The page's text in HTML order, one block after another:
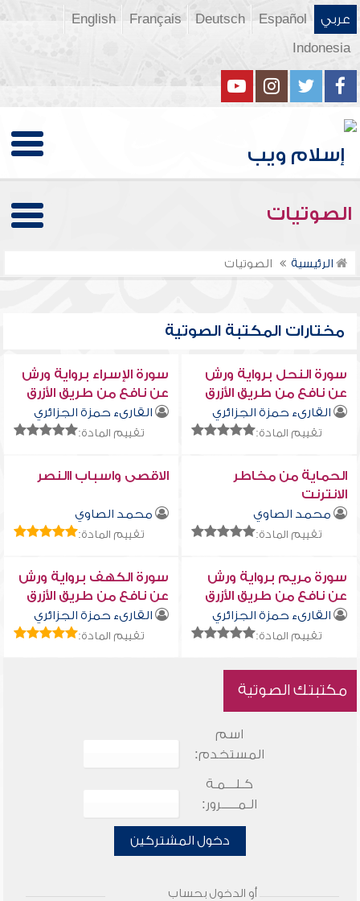
عربي Español
Deutsch
Français
English
Indonesia
الصوتيات
الرئيسية الصوتيات
مختارات المكتبة الصوتية
سورة النحل برواية ورش
عن نافع من طريق الأزرق
القارىء حمزة الجزائري
تقييم المادة:
سورة الإسراء برواية ورش
عن نافع من طريق الأزرق
القارىء حمزة الجزائري
تقييم المادة:
الحماية من مخاطر
الانترنت
محمد الصاوي
تقييم المادة:
الاقصى واسباب االنصر
محمد الصاوي
تقييم المادة:
سورة مريم برواية ورش
عن نافع من طريق الأزرق
القارىء حمزة الجزائري
تقييم المادة:
سورة الكهف برواية ورش
عن نافع من طريق الأزرق
القارىء حمزة الجزائري
تقييم المادة:
مكتبتك الصوتية
اسم
المستخدم:
كـلـــمـة
الـمـــــرور:
دخول المشتركين
أو الدخول بحساب